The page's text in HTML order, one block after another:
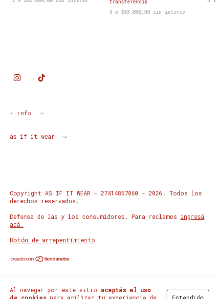
Al navegar por este sitio aceptás el uso
transferencia
3 x$63.000,00 sin interés
+ info
as if it wear
Copyright AS IF IT WEAR - 27414867060 - 2026. Todos los
derechos reservados.
Defensa de las y los consumidores. Para reclamos ingresá
acá.
Botón de arrepentimiento